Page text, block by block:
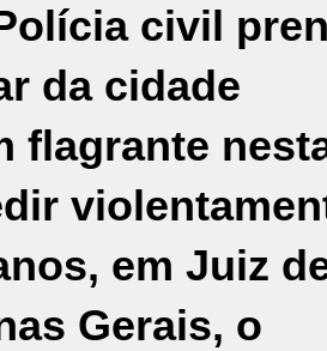
civil
da cidade
flagrante
em Juiz
Gerais, o